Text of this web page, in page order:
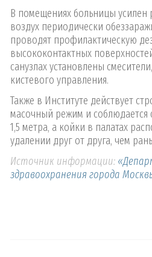
В помещениях больницы
воздух периодически
проводят профилактическую
высококонтактных
санузлах установлены
кистевого управления.
Также в Институте действует
масочный режим и соблюдается
1,5 метра, а койки в палатах
удалении друг от друга, чем
Источник информации:
здравоохранения города